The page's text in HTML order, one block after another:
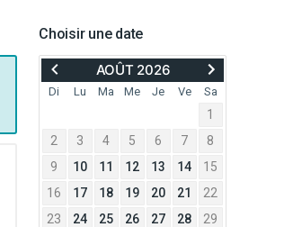
Choisir une date
RECULER
JULY
AOÛT 2026 AVANCER
À
SEPTEMBER
Di Lu Ma Me Je Ve Sa
1
2
3 4 5 6 7
8
9
10 11 12 13 14
15
16
17 18 19 20 21
22
23
24 25 26 27 28
29